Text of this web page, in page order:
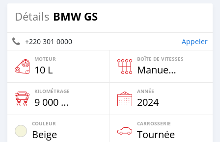
Détails BMW GS
+220 301 0000 Appeler
MOTEUR
10 L
BOÎTE DE VITESSES
Manuelle
KILOMÉTRAGE
9 000 Km
ANNÉE
2024
COULEUR
Beige
CARROSSERIE
Tournée